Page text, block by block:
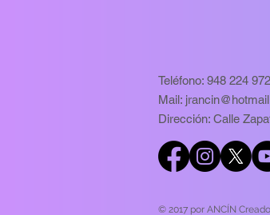
Teléfono: 948 224 972
Mail:
Dirección: Calle
© 2017 por ANCÍN